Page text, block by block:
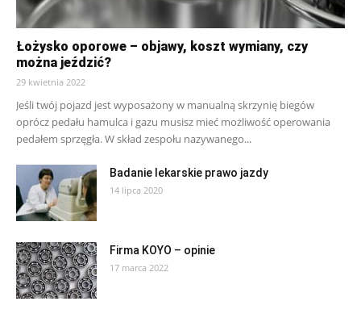
Łożysko oporowe – objawy, koszt wymiany, czy
można jeździć?
29 kwietnia 2022
Jeśli twój pojazd jest wyposażony w manualną skrzynię biegów
oprócz pedału hamulca i gazu musisz mieć możliwość operowania
pedałem sprzęgła. W skład zespołu nazywanego...
Badanie lekarskie prawo jazdy
14 lipca 2020
Firma KOYO – opinie
17 marca 2022